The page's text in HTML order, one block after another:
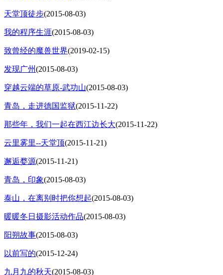
天堂顶徒步(2015-08-03)
我的程序生涯(2015-08-03)
致曾经的魔兽世界(2019-02-15)
发现广州(2015-08-03)
穿越云端的草原-武功山(2015-08-03)
青岛，走进德国监狱(2015-11-22)
那些年，我们一起在西江边长大(2015-11-22)
云里雾里--天堂顶(2015-11-21)
邂逅婺源(2015-11-21)
青岛，印象(2015-08-03)
泰山，在离别时把你想起(2015-08-03)
暖暖冬日摄影活动作品(2015-08-03)
阳朔故事(2015-08-03)
以前写的(2015-12-24)
九月九的秋天(2015-08-03)